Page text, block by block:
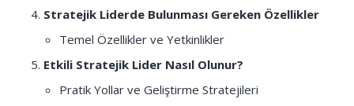
Stratejik Liderde Bulunması Gereken Özellikler
Temel Özellikler ve Yetkinlikler
Etkili Stratejik Lider Nasıl Olunur?
Pratik Yollar ve Geliştirme Stratejileri